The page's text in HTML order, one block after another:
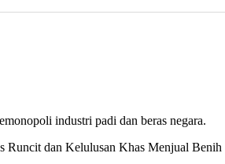
industri padi dan beras negara.
dan Kelulusan Khas Menjual Benih